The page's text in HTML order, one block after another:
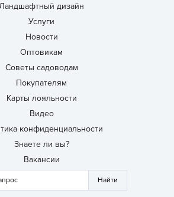
дизайн
Услуги
Новости
Оптовикам
Советы садоводам
Покупателям
Карты лояльности
Видео
конфиденциальности
Знаете ли вы?
Вакансии